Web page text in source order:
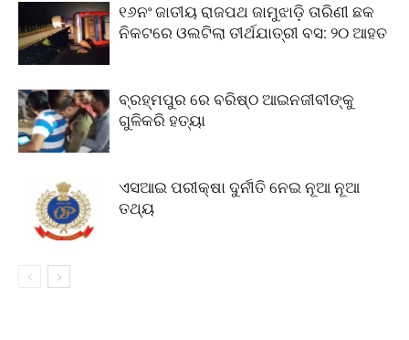
୧୬ନଂ ଜାତୀୟ ରାଜପଥ ଜାମୁଝାଡ଼ି ତାରିଣୀ ଛକ
ନିକଟରେ ଓଲଟିଲା ତୀର୍ଥଯାତ୍ରୀ ବସ: ୨୦ ଆହତ
ବ୍ରହ୍ମପୁର ରେ ବରିଷ୍ଠ ଆଇନଜୀବୀଙ୍କୁ
ଗୁଳିକରି ହତ୍ୟା
ଏସଆଇ ପରୀକ୍ଷା ଦୁର୍ନୀତି ନେଇ ନୂଆ ନୂଆ
ତଥ୍ୟ